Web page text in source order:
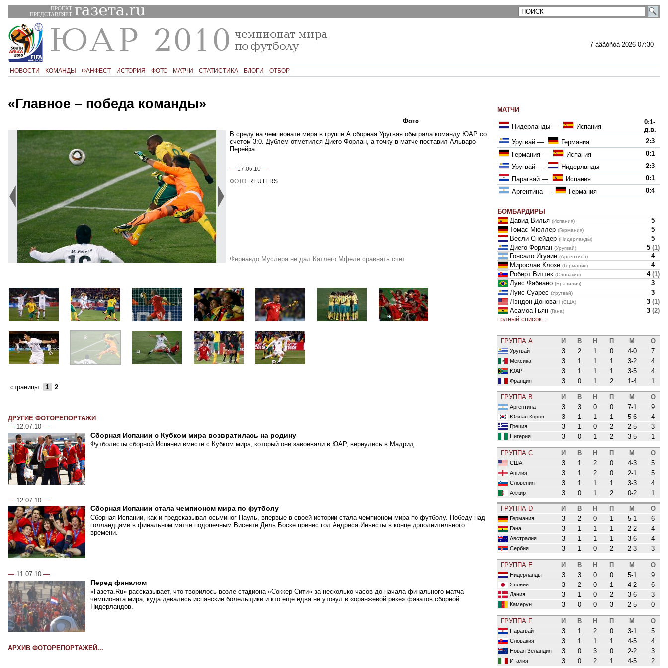
ПРОЕКТ
ПРЕДСТАВЛЯЕТ
7 àâãóñòà 2026 07:30
НОВОСТИ КОМАНДЫ ФАНФЕСТ ИСТОРИЯ ФОТО МАТЧИ СТАТИСТИКА БЛОГИ ОТБОР
«Главное – победа команды»
Фото
В среду на чемпионате мира в группе А сборная Уругвая обыграла команду ЮАР со
счетом 3:0. Дублем отметился Диего Форлан, а точку в матче поставил Альваро
Перейра.
— 17.06.10 —
ФОТО: REUTERS
Фернандо Муслера не дал Катлего Мфеле сравнять счет
страницы: 1 2
ДРУГИЕ ФОТОРЕПОРТАЖИ
— 12.07.10 —
Сборная Испании с Кубком мира возвратилась на родину
Футболисты сборной Испании вместе с Кубком мира, который они завоевали в ЮАР, вернулись в Мадрид.
— 12.07.10 —
Сборная Испании стала чемпионом мира по футболу
Сборная Испании, как и предсказывал осьминог Пауль, впервые в своей истории стала чемпионом мира по футболу. Победу над
голландцами в финальном матче подопечным Висенте Дель Боске принес гол Андреса Иньесты в конце дополнительного
времени.
— 11.07.10 —
Перед финалом
«Газета.Ru» рассказывает, что творилось возле стадиона «Соккер Сити» за несколько часов до начала финального матча
чемпионата мира, куда девались испанские болельщики и кто еще едва не утонул в «оранжевой реке» фанатов сборной
Нидерландов.
АРХИВ ФОТОРЕПОРТАЖЕЙ...
МАТЧИ
Нидерланды — Испания
0:1-
д.в.
Уругвай — Германия
2:3
Германия — Испания
0:1
Уругвай — Нидерланды
2:3
Парагвай — Испания
0:1
Аргентина— Германия 0:4
БОМБАРДИРЫ
Давид Вилья (Испания)
5
Томас Мюллер (Германия)
5
Весли Снейдер (Нидерланды)
5
Диего Форлан (Уругвай) 5 (1)
Гонсало Игуаин (Аргентина)
4
Мирослав Клозе (Германия)
4
Роберт Виттек (Словакия) 4 (1)
Луис Фабиано (Бразилия)
3
Луис Суарес (Уругвай)
3
Лэндон Донован (США) 3 (1)
Асамоа Гьян (Гана) 3 (2)
полный список...
ГРУППА A И В Н П М О
Уругвай 3 2 1 0 4-0 7
Мексика 3 1 1 1 3-2 4
ЮАР 3 1 1 1 3-5 4
Франция 3 0 1 2 1-4 1
ГРУППА B И В Н П М О
Аргентина 3 3 0 0 7-1 9
Южная Корея 3 1 1 1 5-6 4
Греция 3 1 0 2 2-5 3
Нигерия 3 0 1 2 3-5 1
ГРУППА C И В Н П М О
США 3 1 2 0 4-3 5
Англия 3 1 2 0 2-1 5
Словения 3 1 1 1 3-3 4
Алжир 3 0 1 2 0-2 1
ГРУППА D И В Н П М О
Германия 3 2 0 1 5-1 6
Гана 3 1 1 1 2-2 4
Австралия 3 1 1 1 3-6 4
Сербия 3 1 0 2 2-3 3
ГРУППА E И В Н П М О
Нидерланды 3 3 0 0 5-1 9
Япония 3 2 0 1 4-2 6
Дания 3 1 0 2 3-6 3
Камерун 3 0 0 3 2-5 0
ГРУППА F И В Н П М О
Парагвай 3 1 2 0 3-1 5
Словакия 3 1 1 1 4-5 4
Новая Зеландия 3 0 3 0 2-2 3
Италия 3 0 2 1 4-5 2